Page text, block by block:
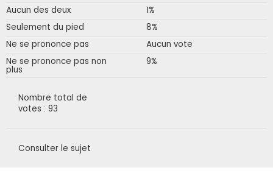
Aucun des deux
1%
Seulement du pied
8%
Ne se prononce pas
Aucun vote
Ne se prononce pas non
plus
9%
Nombre total de
votes : 93
Consulter le sujet